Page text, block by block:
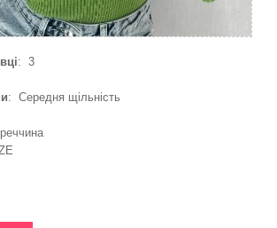
: 3
: Середня щільність